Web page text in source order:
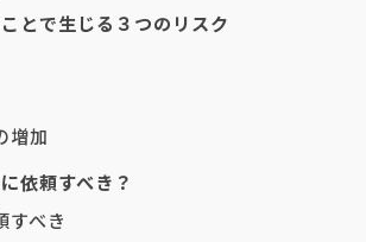
とで生じる３つのリスク
増加
依頼すべき？
すべき